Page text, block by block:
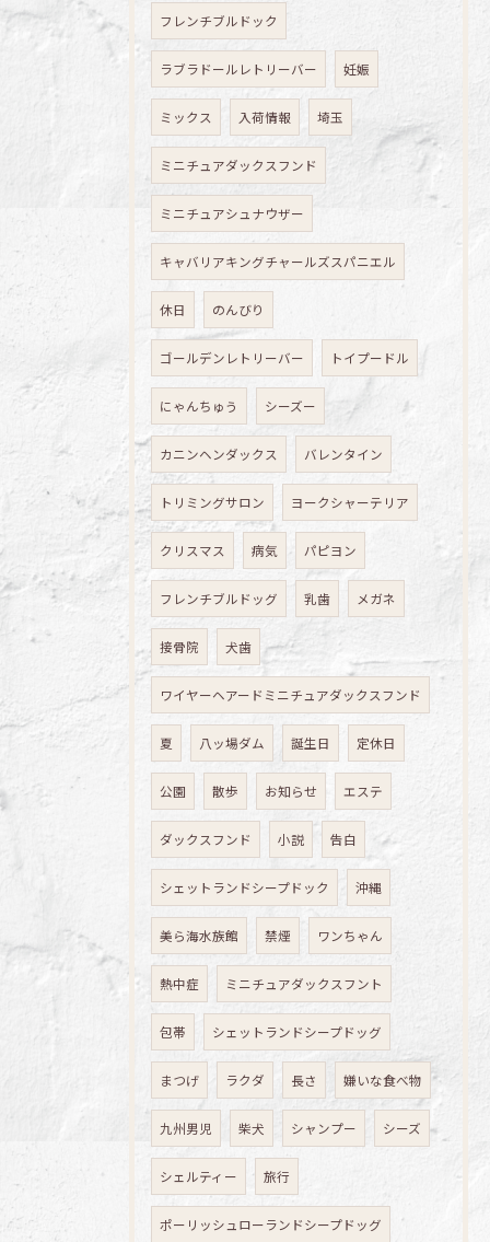
フレンチブルドック
ラブラドールレトリーバー 妊娠
ミックス 入荷情報 埼玉
ミニチュアダックスフンド
ミニチュアシュナウザー
キャバリアキングチャールズスパニエル
休日 のんびり
ゴールデンレトリーバー トイプードル
にゃんちゅう シーズー
カニンヘンダックス バレンタイン
トリミングサロン ヨークシャーテリア
クリスマス 病気 パピヨン
フレンチブルドッグ 乳歯 メガネ
接骨院 犬歯
ワイヤーヘアードミニチュアダックスフンド
夏 八ッ場ダム 誕生日 定休日
公園 散歩 お知らせ エステ
ダックスフンド 小説 告白
シェットランドシープドック 沖縄
美ら海水族館 禁煙 ワンちゃん
熱中症 ミニチュアダックスフント
包帯 シェットランドシープドッグ
まつげ ラクダ 長さ 嫌いな食べ物
九州男児 柴犬 シャンプー シーズ
シェルティー 旅行
ポーリッシュローランドシープドッグ